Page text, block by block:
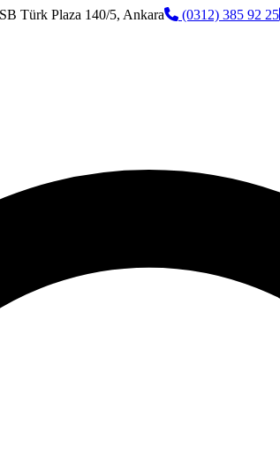
Türk Plaza 140/5, Ankara (0312) 385 92 25